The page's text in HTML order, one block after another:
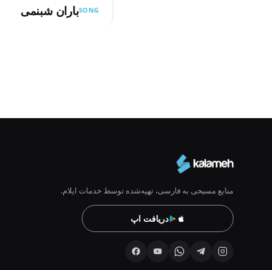
SONGباران شبنمی
منابع مسیحی به فارسی، تهیه‌شده توسط خدمات ایلام.
دریافت اپ